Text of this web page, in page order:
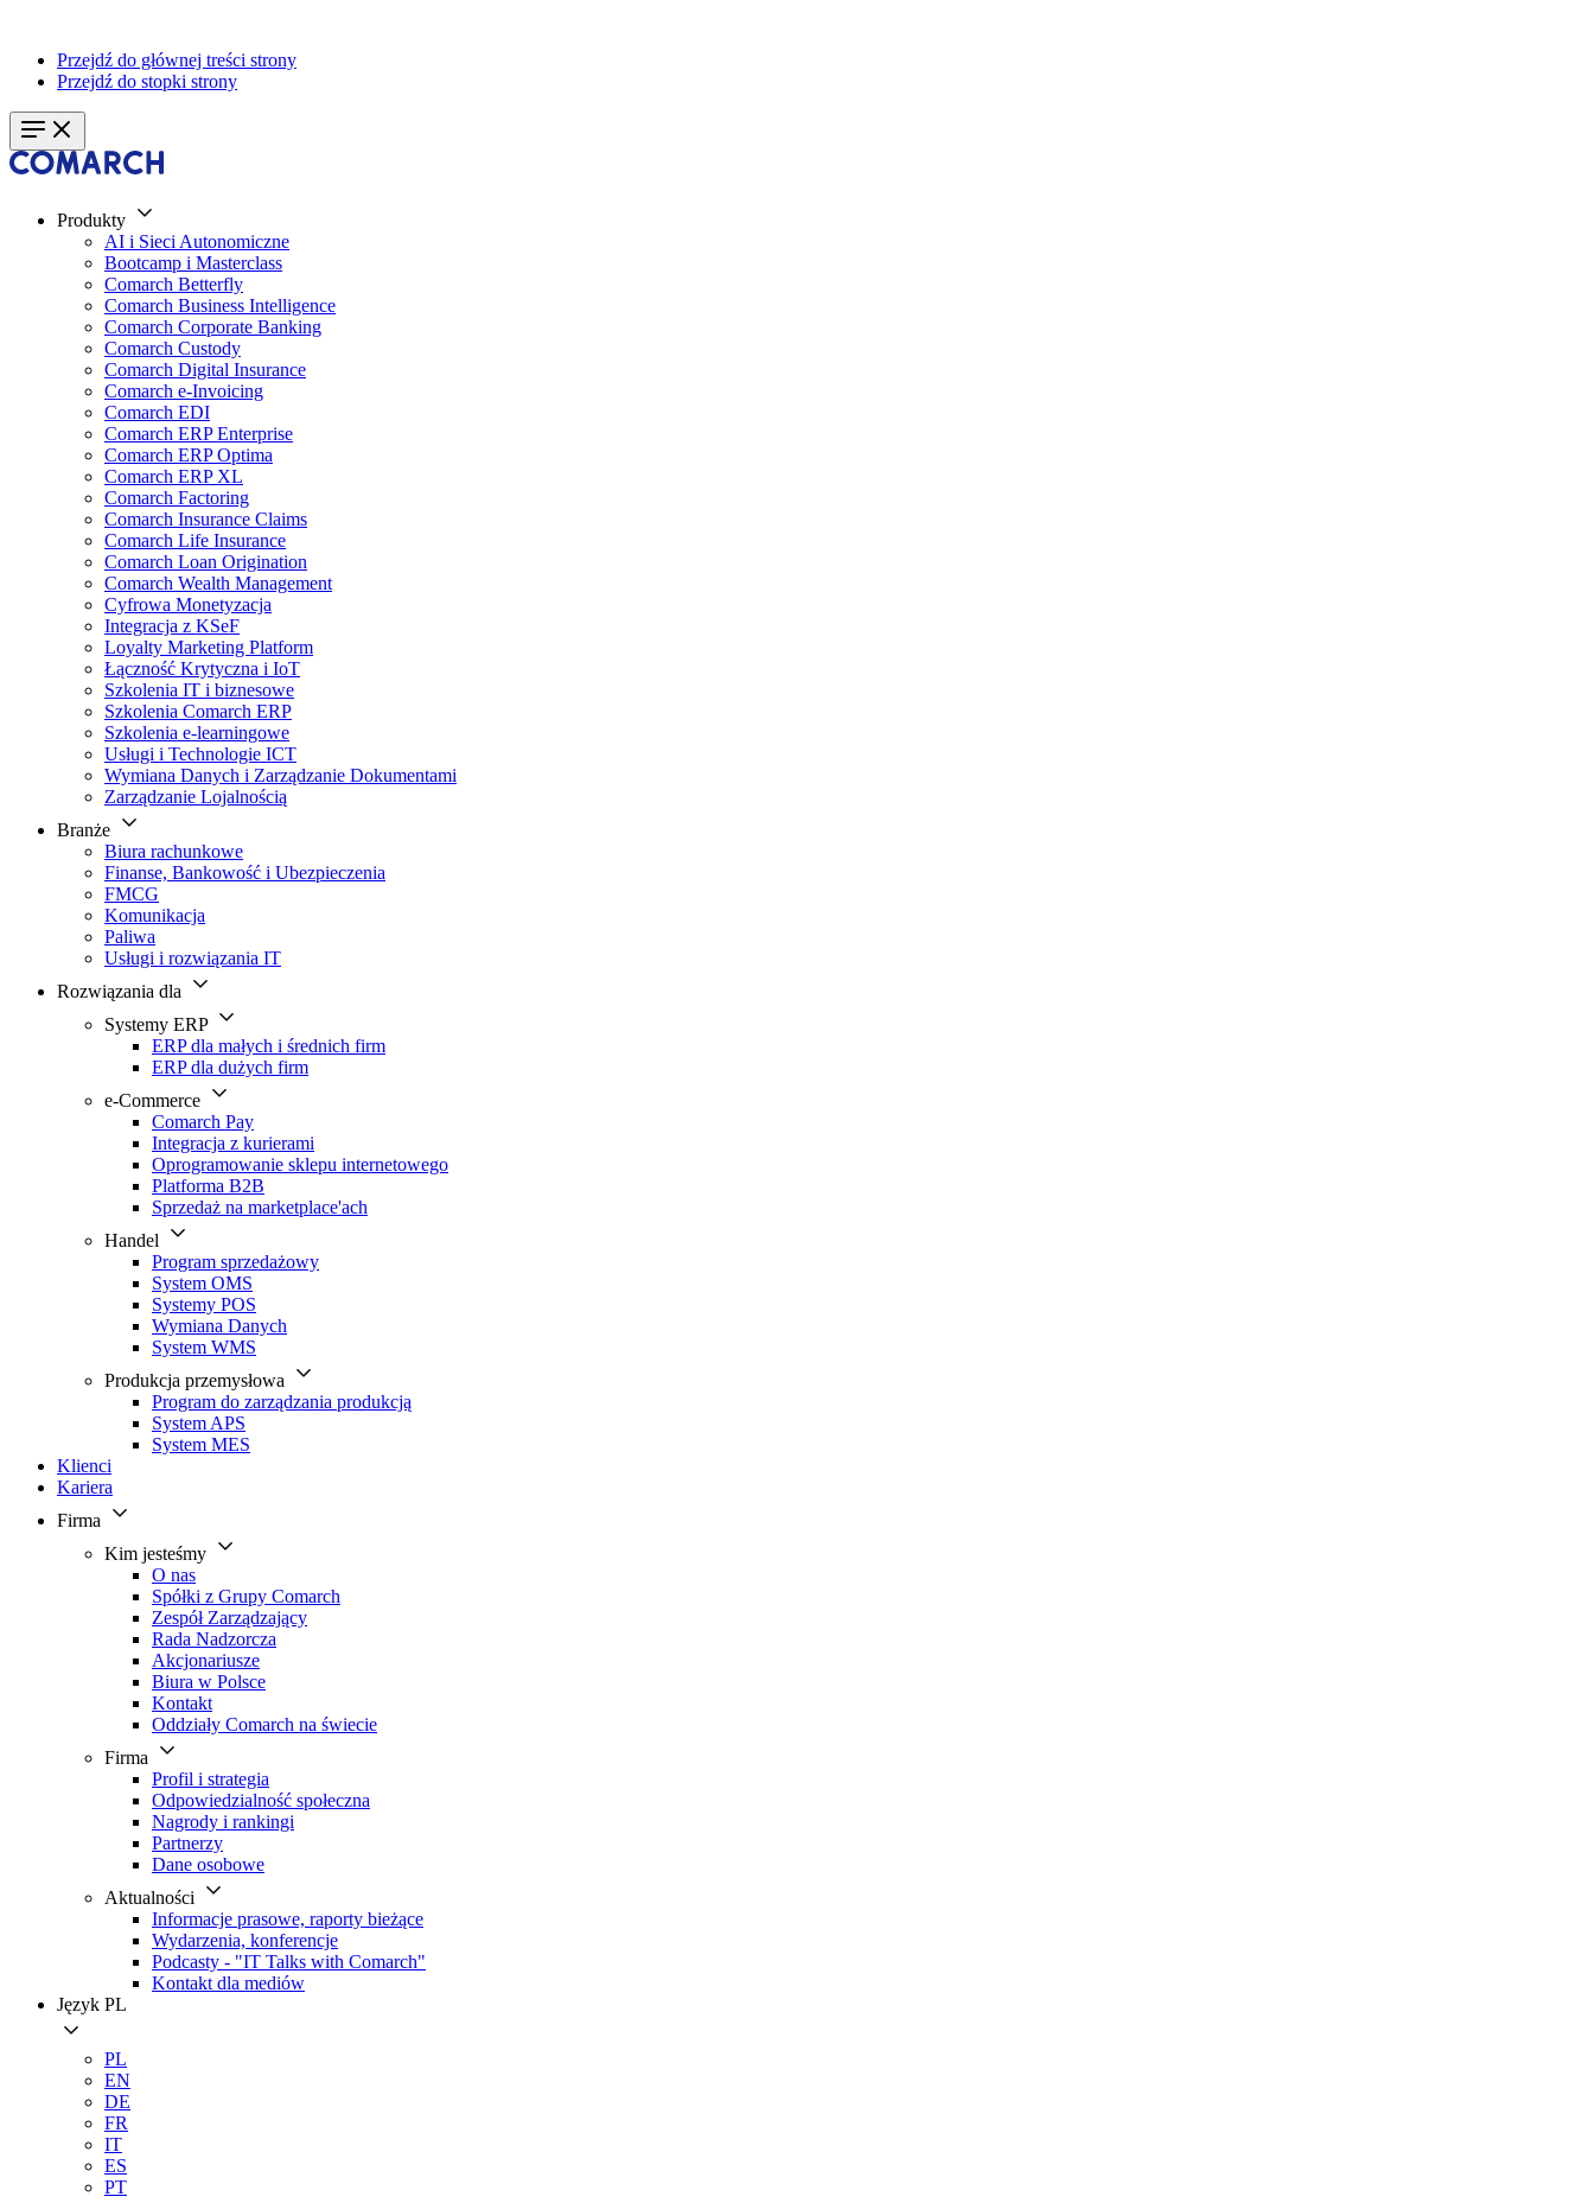
Przejdź do głównej treści strony
Przejdź do stopki strony
Produkty
AI i Sieci Autonomiczne
Bootcamp i Masterclass
Comarch Betterfly
Comarch Business Intelligence
Comarch Corporate Banking
Comarch Custody
Comarch Digital Insurance
Comarch e-Invoicing
Comarch EDI
Comarch ERP Enterprise
Comarch ERP Optima
Comarch ERP XL
Comarch Factoring
Comarch Insurance Claims
Comarch Life Insurance
Comarch Loan Origination
Comarch Wealth Management
Cyfrowa Monetyzacja
Integracja z KSeF
Loyalty Marketing Platform
Łączność Krytyczna i IoT
Szkolenia IT i biznesowe
Szkolenia Comarch ERP
Szkolenia e-learningowe
Usługi i Technologie ICT
Wymiana Danych i Zarządzanie Dokumentami
Zarządzanie Lojalnością
Branże
Biura rachunkowe
Finanse, Bankowość i Ubezpieczenia
FMCG
Komunikacja
Paliwa
Usługi i rozwiązania IT
Rozwiązania dla
Systemy ERP
ERP dla małych i średnich firm
ERP dla dużych firm
e-Commerce
Comarch Pay
Integracja z kurierami
Oprogramowanie sklepu internetowego
Platforma B2B
Sprzedaż na marketplace'ach
Handel
Program sprzedażowy
System OMS
Systemy POS
Wymiana Danych
System WMS
Produkcja przemysłowa
Program do zarządzania produkcją
System APS
System MES
Klienci
Kariera
Firma
Kim jesteśmy
O nas
Spółki z Grupy Comarch
Zespół Zarządzający
Rada Nadzorcza
Akcjonariusze
Biura w Polsce
Kontakt
Oddziały Comarch na świecie
Firma
Profil i strategia
Odpowiedzialność społeczna
Nagrody i rankingi
Partnerzy
Dane osobowe
Aktualności
Informacje prasowe, raporty bieżące
Wydarzenia, konferencje
Podcasty - "IT Talks with Comarch"
Kontakt dla mediów
Język PL
PL
EN
DE
FR
IT
ES
PT